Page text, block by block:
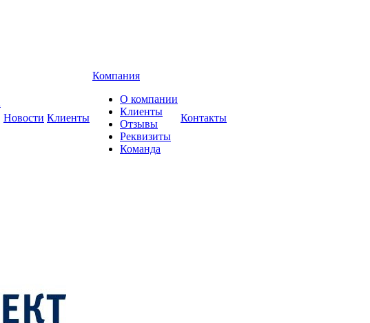
Новости Клиенты
Компания
О компании
Клиенты
Отзывы
Реквизиты
Команда
Контакты